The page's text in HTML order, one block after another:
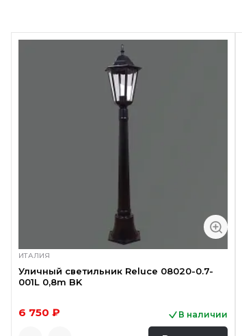
ИТАЛИЯ
Уличный светильник Reluce 08020-0.7-
001L 0,8m BK
6 750 ₽ В наличии